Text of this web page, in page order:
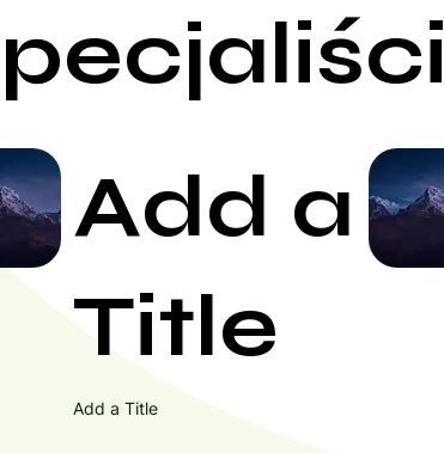
Add a
Title
Add a Title